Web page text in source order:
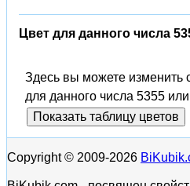
Цвет для данного числа
Здесь вы можете изменить
для данного числа 5355
Показать таблицу цветов
Copyright © 2009-2026